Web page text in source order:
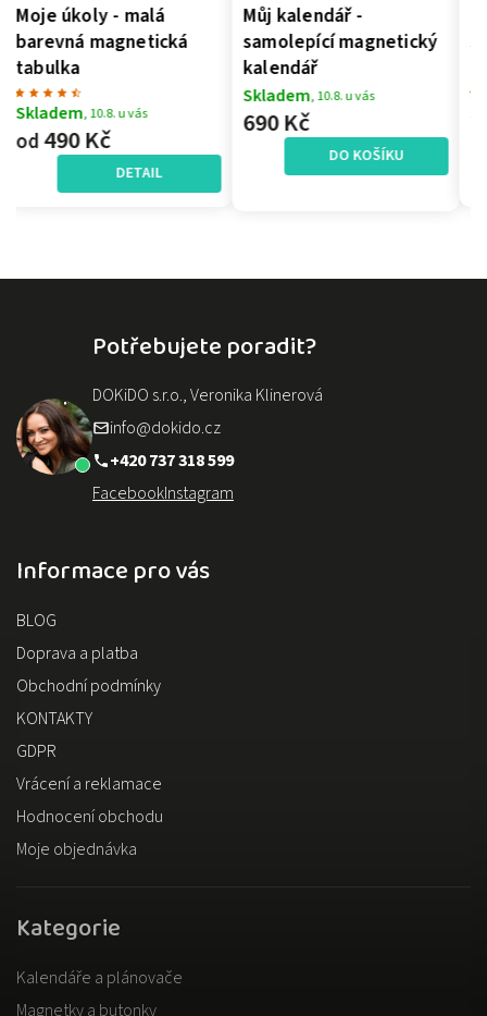
Můj kalendář -
samolepící magnetický
kalendář
Skladem
690 Kč
DO KOŠÍKU
Moje úkoly -
samomagnetická
tabulka
Skladem
490 Kč
DETAIL
Kategorie
Kalendáře a plánovače
Magnetky a butonky
Informace pro vás
BLOG
Doprava a platba
Obchodní podmínky
KONTAKTY
GDPR
Vrácení a reklamace
Hodnocení obchodu
Moje objednávka
Potřebujete poradit?
DOKiDO s.r.o., Veronika Klinerová
info@dokido.cz
+420 737 318 599
FacebookInstagram